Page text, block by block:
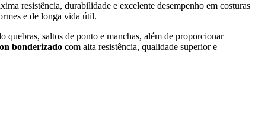
resistência, durabilidade e excelente desempenho em costuras
e de longa vida útil.
quebras, saltos de ponto e manchas, além de proporcionar
bonderizado com alta resistência, qualidade superior e